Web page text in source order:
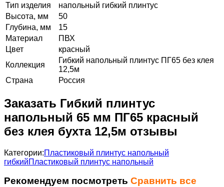
Тип изделия
напольный гибкий плинтус
Высота, мм
50
Глубина, мм
15
Материал
ПВХ
Цвет
красный
Коллекция
Гибкий напольный плинтус ПГ65 без клея
12,5м
Страна
Россия
Заказать Гибкий плинтус
напольный 65 мм ПГ65 красный
без клея бухта 12,5м отзывы
Категории:Пластиковый плинтус напольный
гибкийПластиковый плинтус напольный
Рекомендуем посмотреть Сравнить все